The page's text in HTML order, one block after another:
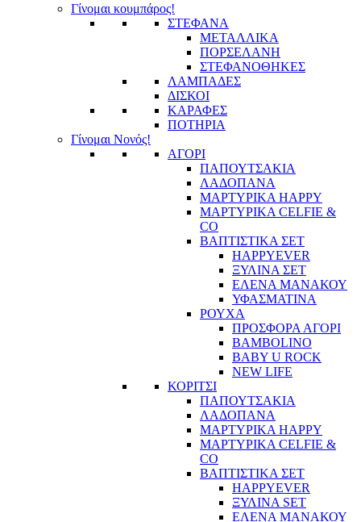
Γίνομαι κουμπάρος!
ΣΤΕΦΑΝΑ
ΜΕΤΑΛΛΙΚΑ
ΠΟΡΣΕΛΑΝΗ
ΣΤΕΦΑΝΟΘΗΚΕΣ
ΛΑΜΠΑΔΕΣ
ΔΙΣΚΟΙ
ΚΑΡΑΦΕΣ
ΠΟΤΗΡΙΑ
Γίνομαι Νονός!
ΑΓΟΡΙ
ΠΑΠΟΥΤΣΑΚΙΑ
ΛΑΔΟΠΑΝΑ
ΜΑΡΤΥΡΙΚΑ HAPPY
ΜΑΡΤΥΡΙΚΑ CELFIE &
CO
ΒΑΠΤΙΣΤΙΚΑ ΣΕΤ
HAPPYEVER
ΞΥΛΙΝΑ ΣΕΤ
ΕΛΕΝΑ ΜΑΝΑΚΟΥ
ΥΦΑΣΜΑΤΙΝΑ
ΡΟΥΧΑ
ΠΡΟΣΦΟΡΑ ΑΓΟΡΙ
BAMBOLINO
BABY U ROCK
NEW LIFE
ΚΟΡΙΤΣΙ
ΠΑΠΟΥΤΣΑΚΙΑ
ΛΑΔΟΠΑΝΑ
ΜΑΡΤΥΡΙΚΑ HAPPY
ΜΑΡΤΥΡΙΚΑ CELFIE &
CO
ΒΑΠΤΙΣΤΙΚΑ ΣΕΤ
HAPPYEVER
ΞΥΛΙΝΑ SET
ΕΛΕΝΑ ΜΑΝΑΚΟΥ